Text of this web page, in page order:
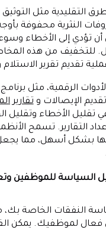
التقليدية مثل التوثيق
النثرية محفوفة
تؤدي إلى الأخطاء وسوء
للتخفيف من هذه
تقديم تقرير
الرقمية، مثل برنامج
الإيصالات وتقارير
تقليل الأخطاء وتقليل
التقارير. تسمح
بشكل أسهل، مما يجعل
السياسة للموظفين
النفقات الخاصة بك،
لموظفيك. يمكن